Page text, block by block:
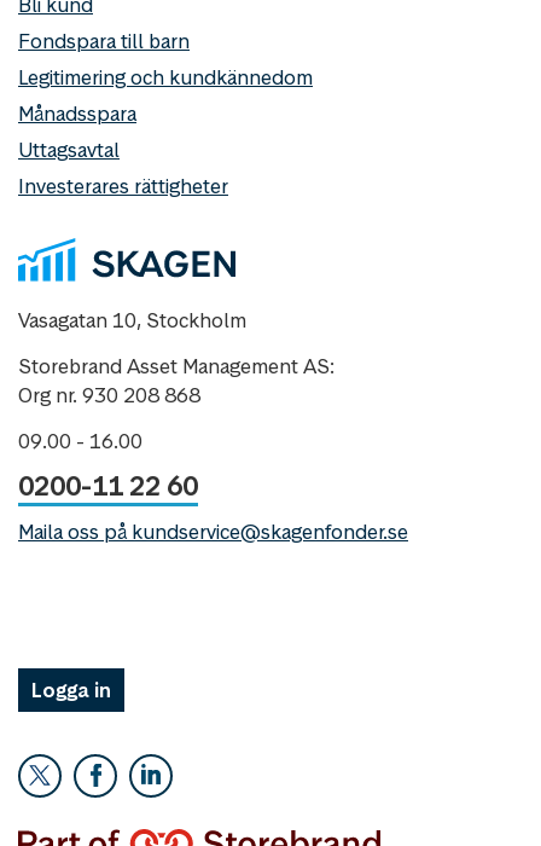
Fondspara till barn
Legitimering och kundkännedom
Månadsspara
Uttagsavtal
Investerares rättigheter
Vasagatan 10, Stockholm
Storebrand Asset Management AS:
Org nr. 930 208 868
09.00 - 16.00
0200-11 22 60
Maila oss på kundservice@skagenfonder.se
Logga in